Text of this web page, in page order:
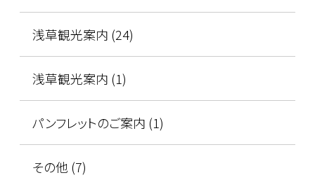
浅草観光案内 (24)
浅草観光案内 (1)
パンフレットのご案内 (1)
その他 (7)